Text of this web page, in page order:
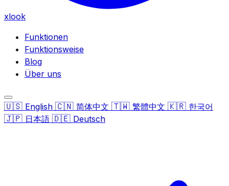
xlook
Funktionen
Funktionsweise
Blog
Über uns
🇺🇸 English 🇨🇳 简体中文 🇹🇼 繁體中文 🇰🇷 한국어
🇯🇵 日本語 🇩🇪 Deutsch